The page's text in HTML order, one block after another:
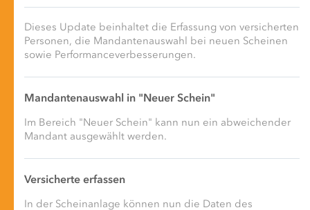
Dieses Update beinhaltet die Erfassung von versicherten
Personen, die Mandantenauswahl bei neuen Scheinen
sowie Performanceverbesserungen.
Mandantenauswahl in "Neuer Schein"
Im Bereich "Neuer Schein" kann nun ein abweichender
Mandant ausgewählt werden.
Versicherte erfassen
In der Scheinanlage können nun die Daten des